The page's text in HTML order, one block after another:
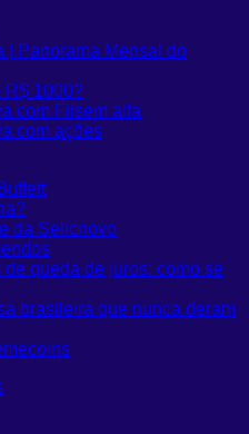
| Panorama Mensal do
R$ 1000?
com Fiisem alta
com ações
da Selicnovo
de queda de juros: como se
brasileira que nunca deram